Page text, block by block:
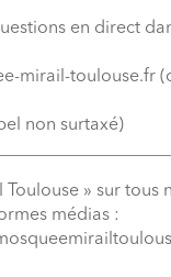
en direct
mirail-toulouse.fr
non surtaxé)
» sur tous
médias :